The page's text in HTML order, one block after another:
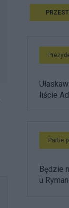
liście
Partie
Będzie
u